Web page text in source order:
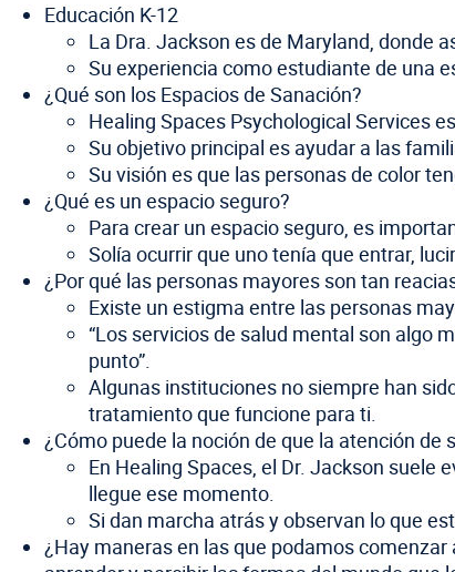
Educación K-12
La Dra. Jackson es de Maryland, donde
Su experiencia como estudiante de una
¿Qué son los Espacios de Sanación?
Healing Spaces Psychological Services
Su objetivo principal es ayudar a las
Su visión es que las personas de color
¿Qué es un espacio seguro?
Para crear un espacio seguro, es
Solía ocurrir que uno tenía que entrar,
¿Por qué las personas mayores son tan
Existe un estigma entre las personas
“Los servicios de salud mental son algo
punto”.
Algunas instituciones no siempre han
tratamiento que funcione para ti.
¿Cómo puede la noción de que la atención
En Healing Spaces, el Dr. Jackson suele
llegue ese momento.
Si dan marcha atrás y observan lo que
¿Hay maneras en las que podamos